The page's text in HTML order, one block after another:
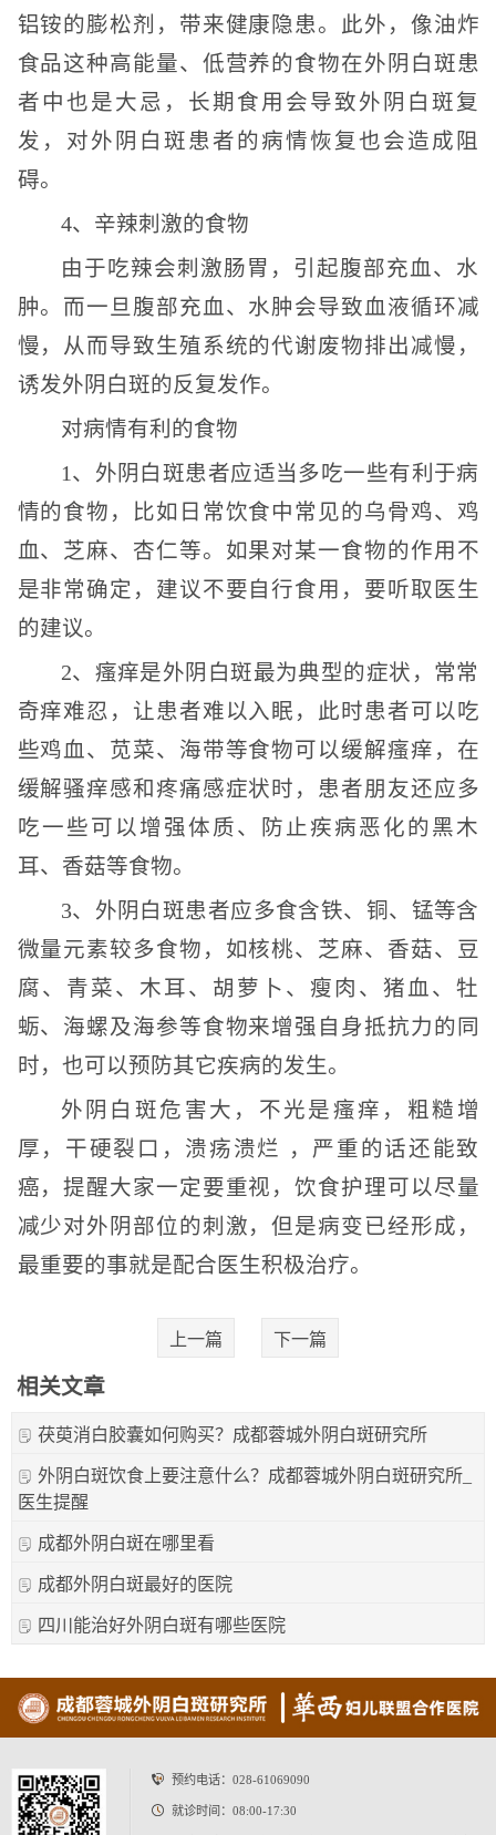
铝铵的膨松剂，带来健康隐患。此外，像油炸
食品这种高能量、低营养的食物在外阴白斑患
者中也是大忌，长期食用会导致外阴白斑复
发，对外阴白斑患者的病情恢复也会造成阻
碍。
4、辛辣刺激的食物
由于吃辣会刺激肠胃，引起腹部充血、水
肿。而一旦腹部充血、水肿会导致血液循环减
慢，从而导致生殖系统的代谢废物排出减慢，
诱发外阴白斑的反复发作。
对病情有利的食物
1、外阴白斑患者应适当多吃一些有利于病
情的食物，比如日常饮食中常见的乌骨鸡、鸡
血、芝麻、杏仁等。如果对某一食物的作用不
是非常确定，建议不要自行食用，要听取医生
的建议。
2、瘙痒是外阴白斑最为典型的症状，常常
奇痒难忍，让患者难以入眠，此时患者可以吃
些鸡血、苋菜、海带等食物可以缓解瘙痒，在
缓解骚痒感和疼痛感症状时，患者朋友还应多
吃一些可以增强体质、防止疾病恶化的黑木
耳、香菇等食物。
3、外阴白斑患者应多食含铁、铜、锰等含
微量元素较多食物，如核桃、芝麻、香菇、豆
腐、青菜、木耳、胡萝卜、瘦肉、猪血、牡
蛎、海螺及海参等食物来增强自身抵抗力的同
时，也可以预防其它疾病的发生。
外阴白斑危害大，不光是瘙痒，粗糙增
厚，干硬裂口，溃疡溃烂 ，严重的话还能致
癌，提醒大家一定要重视，饮食护理可以尽量
减少对外阴部位的刺激，但是病变已经形成，
最重要的事就是配合医生积极治疗。
上一篇 下一篇
相关文章
茯萸消白胶囊如何购买？成都蓉城外阴白斑研究所
外阴白斑饮食上要注意什么？成都蓉城外阴白斑研究所_
医生提醒
成都外阴白斑在哪里看
成都外阴白斑最好的医院
四川能治好外阴白斑有哪些医院
预约电话： 028-61069090
就诊时间：08:00-17:30